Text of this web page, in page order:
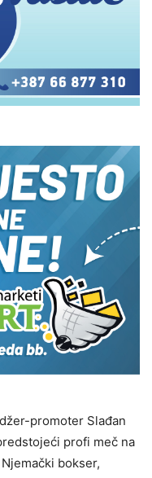
promoter Slađan
profi meč na
bokser,